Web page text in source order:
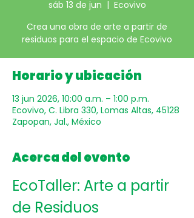
sáb 13 de jun
  |
Ecovivo
Crea una obra de arte a partir de
residuos para el espacio de Ecovivo
Horario y ubicación
13 jun 2026, 10:00 a.m. – 1:00 p.m.
Ecovivo, C. Libra 330, Lomas Altas, 45128
Zapopan, Jal., México
Acerca del evento
EcoTaller: Arte a partir
de Residuos